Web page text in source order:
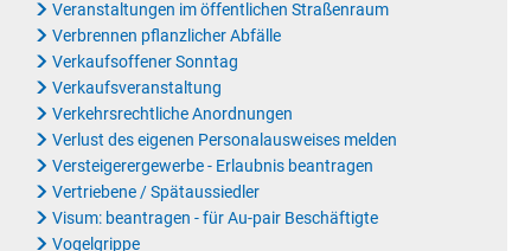
Veranstaltungen im öffentlichen Straßenraum
Verbrennen pflanzlicher Abfälle
Verkaufsoffener Sonntag
Verkaufsveranstaltung
Verkehrsrechtliche Anordnungen
Verlust des eigenen Personalausweises melden
Versteigerergewerbe - Erlaubnis beantragen
Vertriebene / Spätaussiedler
Visum: beantragen - für Au-pair Beschäftigte
Vogelgrippe